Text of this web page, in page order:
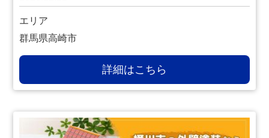
エリア
群馬県高崎市
詳細はこちら